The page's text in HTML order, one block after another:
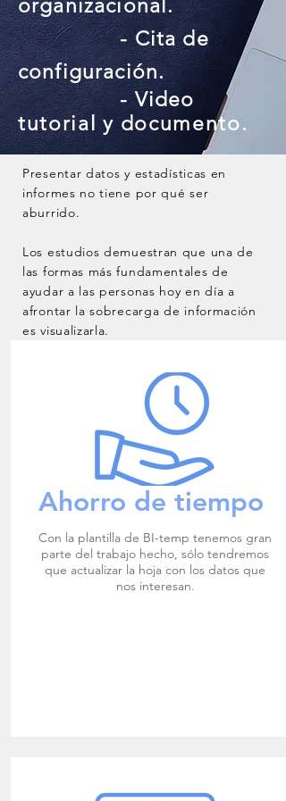
organizacional.
- Cita de
configuración.
- Video
tutorialy documento.
Presentar datos y estadísticas en
informes no tiene por qué ser
aburrido.
Los estudios demuestran que una de
las formas más fundamentales de
ayudar a las personas hoy en día a
afrontar la sobrecarga de información
es visualizarla.
Ahorro de tiempo
Con la plantilla de BI-temp tenemos gran
parte del trabajo hecho, sólo tendremos
que actualizar la hoja con los datos que
nos interesan.